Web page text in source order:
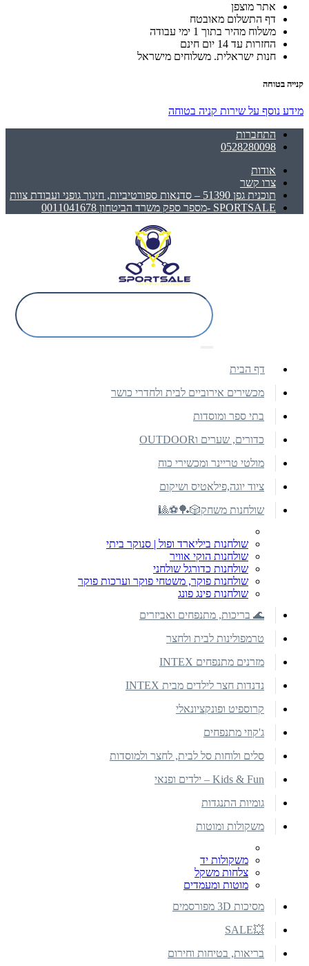
אתר מוצפן
דף התשלום מאובטח
משלוח מהיר בתוך 1 ימי עבודה
החזרות עד 14 יום חינם
חנות ישראלית. משלוחים מישראל
קנייה בטוחה
מידע נוסף על שירות קניה בטוחה
התחברות
0528280098
אודות
צרו קשר
תוכנית גפן 51390 – סדנאות ספורטיביות, חינוך גופני ועבודת צוות
SPORTSALE -מספר ספק משרד הביטחון 0011041678
דף הבית
מכשירים אירוביים לבית ולחדרי כושר
בתי ספר ומוסדות
כדורים, שערים וOUTDOOR
מולטי טריינר ומכשירי כוח
ציוד יוגה,פילאטיס ושיקום
שולחנות משחק🎲🏓⚽🎱
שולחנות ביליארד ופול | סנוקר ביתי
שולחנות הוקי אוויר
שולחנות כדורגל שולחני
שולחנות פוקר, משטחי פוקר וערכות פוקר
שולחנות פינג פונג
🌊 בריכות, מתנפחים ואביזרים
טרמפולינות לבית ולחצר
מזרנים מתנפחים INTEX
נדנדות חצר לילדים מבית INTEX
קרוספיט ופונקציונאלי
ג'קוזי מתנפחים
סלים ולוחות סל לבית, לחצר ולמוסדות
Kids & Fun – ילדים ופנאי
גומיות התנגדות
משקולות ומוטות
משקולות יד
צלחות משקל
מוטות ומעמדים
מסיכות 3D מפורסמים
💥SALE
בריאות, בטיחות וחירום